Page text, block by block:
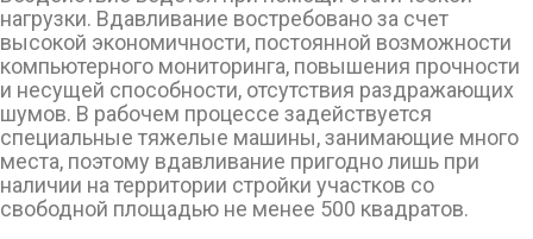
нагрузки. Вдавливание востребовано за счет
высокой экономичности, постоянной возможности
компьютерного мониторинга, повышения прочности
и несущей способности, отсутствия раздражающих
шумов. В рабочем процессе задействуется
специальные тяжелые машины, занимающие много
места, поэтому вдавливание пригодно лишь при
наличии на территории стройки участков со
свободной площадью не менее 500 квадратов.